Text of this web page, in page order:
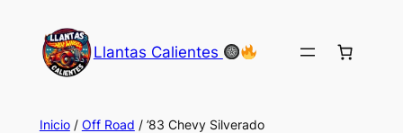
contenido
Llantas Calientes
Inicio/ Off Road / ’83 Chevy Silverado